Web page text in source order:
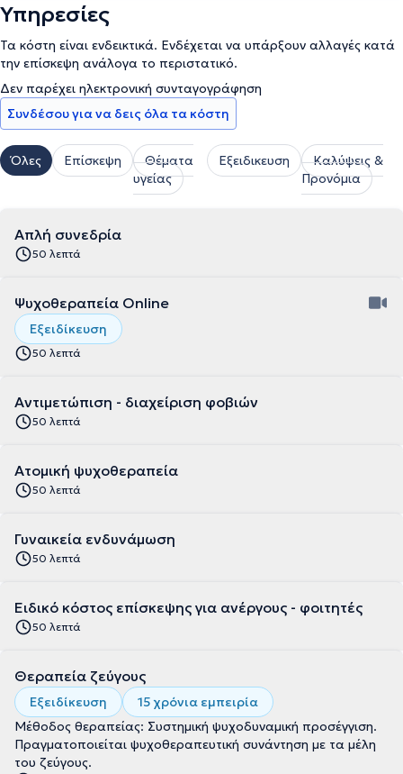
Υπηρεσίες
Τα κόστη είναι ενδεικτικά. Ενδέχεται να υπάρξουν αλλαγές κατά
την επίσκεψη ανάλογα το περιστατικό.
Δεν παρέχει ηλεκτρονική συνταγογράφηση
Συνδέσου για να δεις όλα τα κόστη
Όλες Επίσκεψη
Θέματα
υγείας
Εξειδικευση
Καλύψεις &
Προνόμια
Απλή συνεδρία
50 λεπτά
Ψυχοθεραπεία Online
Εξειδίκευση
50 λεπτά
Αντιμετώπιση - διαχείριση φοβιών
50 λεπτά
Ατομική ψυχοθεραπεία
50 λεπτά
Γυναικεία ενδυνάμωση
50 λεπτά
Ειδικό κόστος επίσκεψης για ανέργους - φοιτητές
50 λεπτά
Θεραπεία ζεύγους
Εξειδίκευση
15 χρόνια εμπειρία
Μέθοδος θεραπείας: Συστημική ψυχοδυναμική προσέγγιση.
Πραγματοποιείται ψυχοθεραπευτική συνάντηση με τα μέλη
του ζεύγους.